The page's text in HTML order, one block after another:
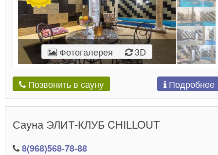
Фотогалерея 3D
Позвонить в сауну Подробнее
Сауна ЭЛИТ-КЛУБ CHILLOUT
8(968)568-78-88